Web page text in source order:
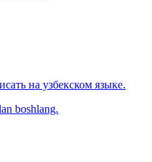
на узбекском языке.
boshlang.